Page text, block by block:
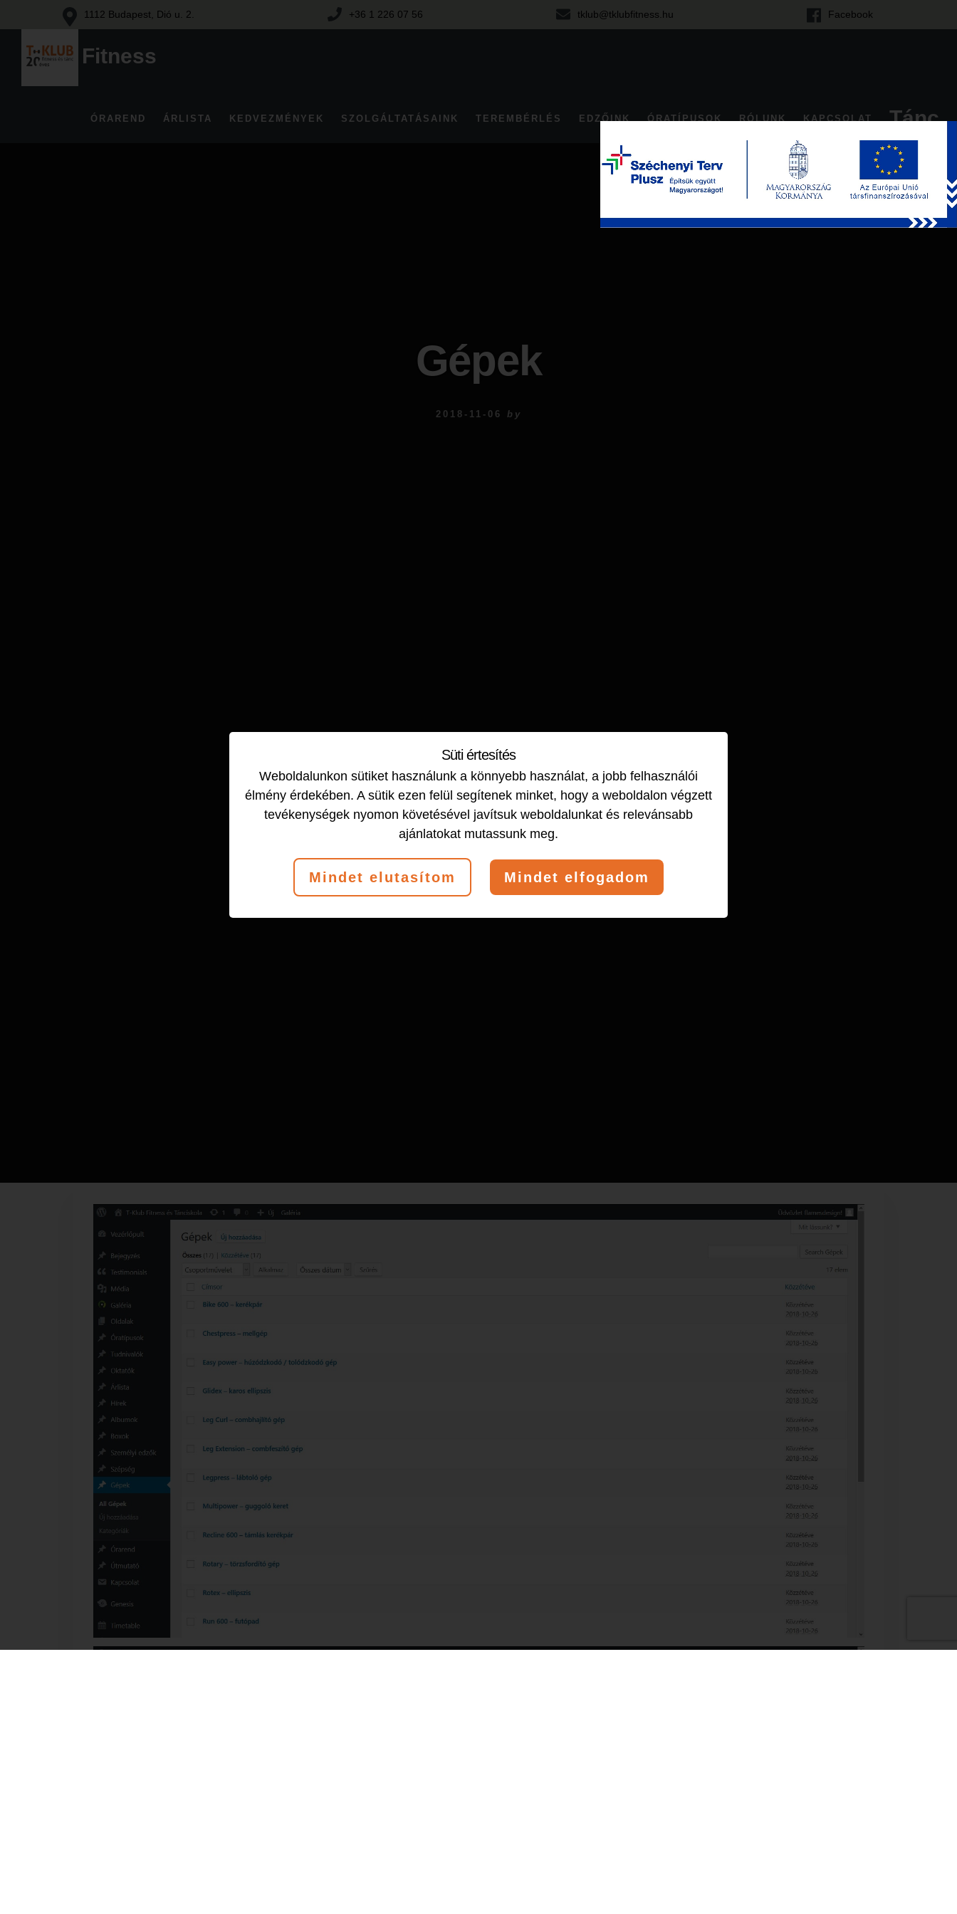
1112 Budapest, Dió u. 2. +36 1 226 07 56 tklub@tklubfitness.hu Facebook
Fitness
és
Fitness
ÓRAREND ÁRLISTA KEDVEZMÉNYEK SZOLGÁLTATÁSAINK TEREMBÉRLÉS EDZŐINK ÓRATÍPUSOK RÓLUNK KAPCSOLAT Tánc
Gépek
2018-11-06 by
Süti értesítés
Weboldalunkon sütiket használunk a könnyebb használat, a jobb felhasználói
élmény érdekében. A sütik ezen felül segítenek minket, hogy a weboldalon végzett
tevékenységek nyomon követésével javítsuk weboldalunkat és relevánsabb
ajánlatokat mutassunk meg.
Mindet elutasítom Mindet elfogadom